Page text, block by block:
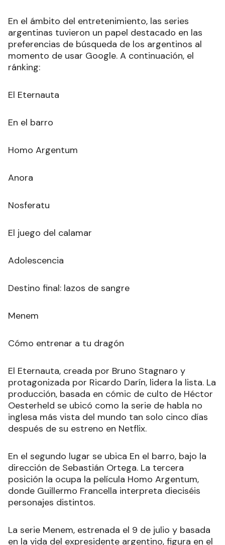
En el ámbito del entretenimiento, las series
argentinas tuvieron un papel destacado en las
preferencias de búsqueda de los argentinos al
momento de usar Google. A continuación, el
ránking:
El Eternauta
En el barro
Homo Argentum
Anora
Nosferatu
El juego del calamar
Adolescencia
Destino final: lazos de sangre
Menem
Cómo entrenar a tu dragón
El Eternauta, creada por Bruno Stagnaro y
protagonizada por Ricardo Darín, lidera la lista. La
producción, basada en cómic de culto de Héctor
Oesterheld se ubicó como la serie de habla no
inglesa más vista del mundo tan solo cinco días
después de su estreno en Netflix.
En el segundo lugar se ubica En el barro, bajo la
dirección de Sebastián Ortega. La tercera
posición la ocupa la película Homo Argentum,
donde Guillermo Francella interpreta dieciséis
personajes distintos.
La serie Menem, estrenada el 9 de julio y basada
en la vida del expresidente argentino, figura en el